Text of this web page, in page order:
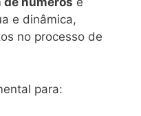
e dinâmica,
no processo de
para: